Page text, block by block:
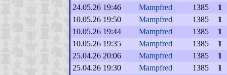
24.05.26 19:46
Mampfred 1385
1
10.05.26 19:50
Mampfred 1385
1
10.05.26 19:44
Mampfred 1385
1
10.05.26 19:35
Mampfred 1385
1
25.04.26 20:06
Mampfred 1385
1
25.04.26 19:30
Mampfred 1385
1